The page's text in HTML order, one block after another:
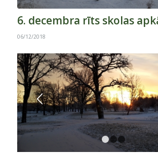
6. decembra rīts skolas
06/12/2018
1